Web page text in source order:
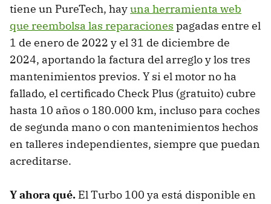
tiene un PureTech, hayuna herramienta web
que reembolsa las reparaciones pagadas entre el
1 de enero de 2022 y el 31 de diciembre de
2024, aportando la factura del arreglo y los tres
mantenimientos previos. Y si el motor no ha
fallado, el certificado Check Plus (gratuito) cubre
hasta 10 años o 180.000 km, incluso para coches
de segunda mano o con mantenimientos hechos
en talleres independientes, siempre que puedan
acreditarse.
Y ahora qué. El Turbo 100 ya está disponible en